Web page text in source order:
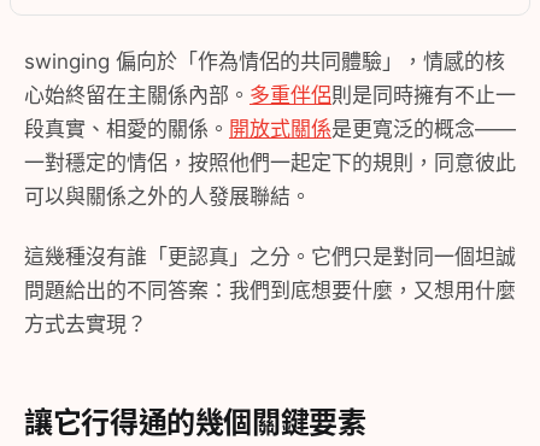
swinging 偏向於「作為情侶的共同體驗」，情感的核
心始終留在主關係內部。 多重伴侶則是同時擁有不止一
段真實、相愛的關係。 開放式關係是更寬泛的概念——
一對穩定的情侶，按照他們一起定下的規則，同意彼此
可以與關係之外的人發展聯結。
這幾種沒有誰「更認真」之分。它們只是對同一個坦誠
問題給出的不同答案：我們到底想要什麼，又想用什麼
方式去實現？
讓它行得通的幾個關鍵要素